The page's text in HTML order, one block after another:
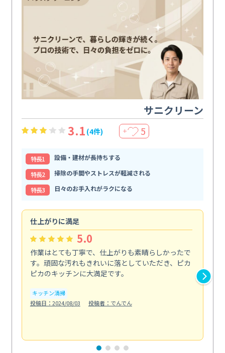
サニクリーン
3.1 (4件) ＋ 5
特⻑1
設備・建材が長持ちする
特⻑2
掃除の手間やストレスが軽減される
特⻑3
日々のお手入れがラクになる
仕上がりに満足
5.0
作業はとても丁寧で、仕上がりも素晴らしかったで
す。頑固な汚れもきれいに落としていただき、ピカ
ピカのキッチンに大満足です。
キッチン清掃
投稿日：2024/08/03
投稿者：でんでん